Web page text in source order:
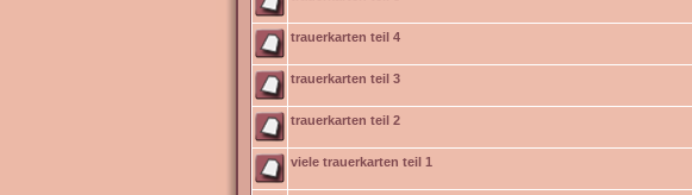
trauerkarten teil 4
trauerkarten teil 3
trauerkarten teil 2
viele trauerkarten teil 1